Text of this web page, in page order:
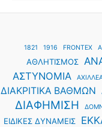
1821 1916 FRONTEX
ΑΘΛΗΤΙΣΜΟΣ
ΑΣΤΥΝΟΜΙΑ
ΔΙΑΚΡΙΤΙΚΑ ΒΑΘΜΩΝ
ΔΙΑΦΗΜΙΣΗ
ΕΙΔΙΚΕΣ ΔΥΝΑΜΕΙΣ